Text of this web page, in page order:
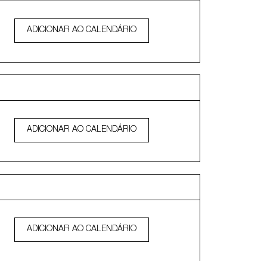
ADICIONAR AO CALENDÁRIO
ADICIONAR AO CALENDÁRIO
ADICIONAR AO CALENDÁRIO